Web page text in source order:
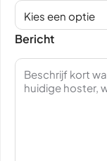
Kies een optie
Bericht